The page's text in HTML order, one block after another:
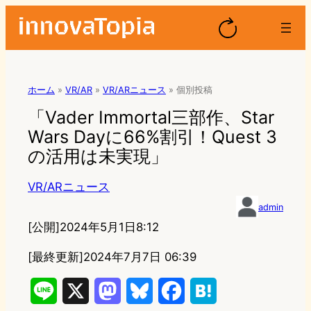
ホーム » VR/AR » VR/ARニュース » 個別投稿
「Vader Immortal三部作、Star
Wars Dayに66%割引！Quest 3
の活用は未実現」
VR/ARニュース
admin
[公開]2024年5月1日8:12
[最終更新]2024年7月7日 06:39